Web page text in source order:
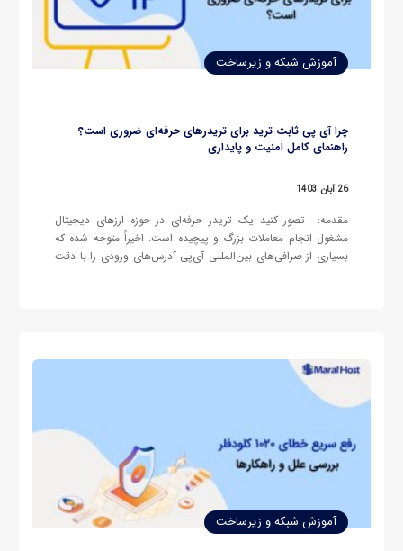
آموزش شبکه و زیرساخت
چرا آی پی ثابت ترید برای تریدرهای حرفه‌ای ضروری است؟
راهنمای کامل امنیت و پایداری
26 آبان 1403
مقدمه: تصور کنید یک تریدر حرفه‌ای در حوزه ارزهای دیجیتال
مشغول انجام معاملات بزرگ و پیچیده است. اخیراً متوجه شده که
بسیاری از صرافی‌های بین‌المللی آی‌پی آدرس‌های ورودی را با دقت
آموزش شبکه و زیرساخت